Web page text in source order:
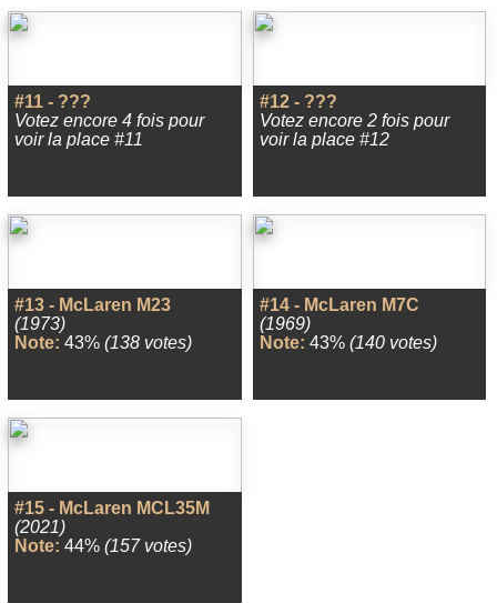
#11 - ???
Votez encore 4 fois pour
voir la place #11
#12 - ???
Votez encore 2 fois pour
voir la place #12
#13 - McLaren M23
(1973)
Note: 43% (138 votes)
#14 - McLaren M7C
(1969)
Note: 43% (140 votes)
#15 - McLaren MCL35M
(2021)
Note: 44% (157 votes)